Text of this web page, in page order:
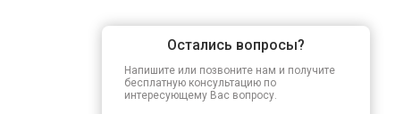
Остались вопросы?
Напишите или позвоните нам и получите
бесплатную консультацию по
интересующему Вас вопросу.